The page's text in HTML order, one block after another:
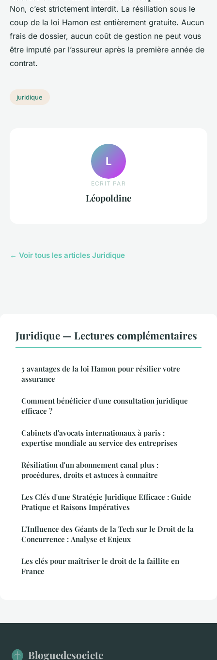
Non, c’est strictement interdit. La résiliation sous le
coup de la loi Hamon est entièrement gratuite. Aucun
frais de dossier, aucun coût de gestion ne peut vous
être imputé par l’assureur après la première année de
contrat.
juridique
L
ECRIT PAR
Léopoldine
← Voir tous les articles Juridique
Juridique — Lectures complémentaires
5 avantages de la loi Hamon pour résilier votre
assurance
Comment bénéficier d'une consultation juridique
efficace ?
Cabinets d'avocats internationaux à paris :
expertise mondiale au service des entreprises
Résiliation d'un abonnement canal plus :
procédures, droits et astuces à connaître
Les Clés d'une Stratégie Juridique Efficace : Guide
Pratique et Raisons Impératives
L’Influence des Géants de la Tech sur le Droit de la
Concurrence : Analyse et Enjeux
Les clés pour maîtriser le droit de la faillite en
France
Bloguedesociete